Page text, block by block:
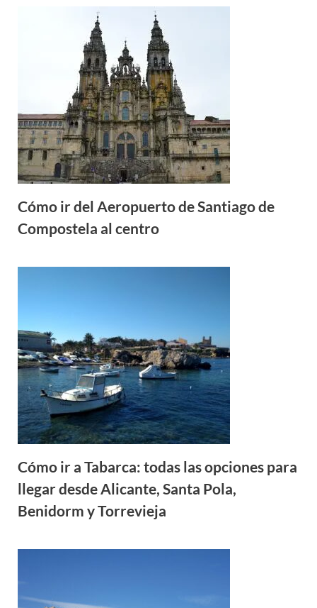
Cómo ir del Aeropuerto de Santiago de
Compostela al centro
Cómo ir a Tabarca: todas las opciones para
llegar desde Alicante, Santa Pola,
Benidorm y Torrevieja